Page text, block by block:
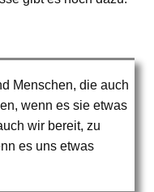
Menschen, die auch
wenn es sie etwas
wir bereit, zu
es uns etwas